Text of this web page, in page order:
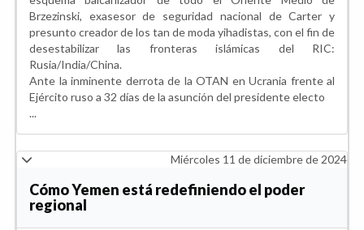
Brzezinski, exasesor de seguridad nacional de Carter y
presunto creador de los tan de moda yihadistas, con el fin de
desestabilizar las fronteras islámicas del RIC:
Rusia/India/China.
Ante la inminente derrota de la OTAN en Ucrania frente al
Ejército ruso a 32 días de la asunción del presidente electo
...
Miércoles 11 de diciembre de 2024
Cómo Yemen está redefiniendo el poder
regional